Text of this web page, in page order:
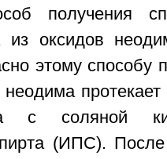
получения
из оксидов
этому способу
с соляной
(ИПС).